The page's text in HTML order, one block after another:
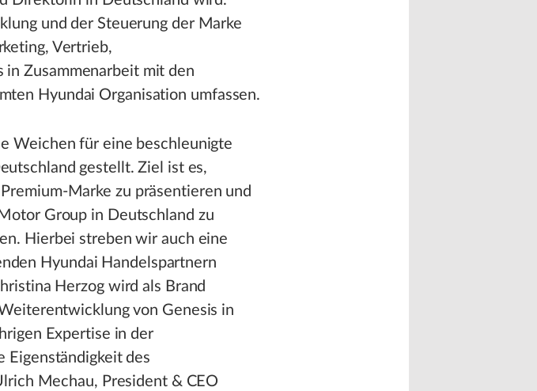
und der Steuerung der Marke
Vertrieb,
Zusammenarbeit mit den
Hyundai Organisation umfassen.
Weichen für eine beschleunigte
gestellt. Ziel ist es,
Marke zu präsentieren und
Group in Deutschland zu
Hierbei streben wir auch eine
Hyundai Handelspartnern
Herzog wird als Brand
von Genesis in
Expertise in der
des
Mechau, President & CEO